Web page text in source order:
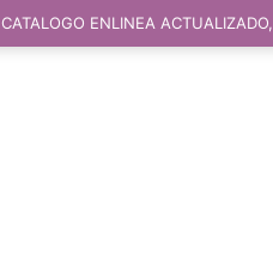
CATALOGO ENLINEA